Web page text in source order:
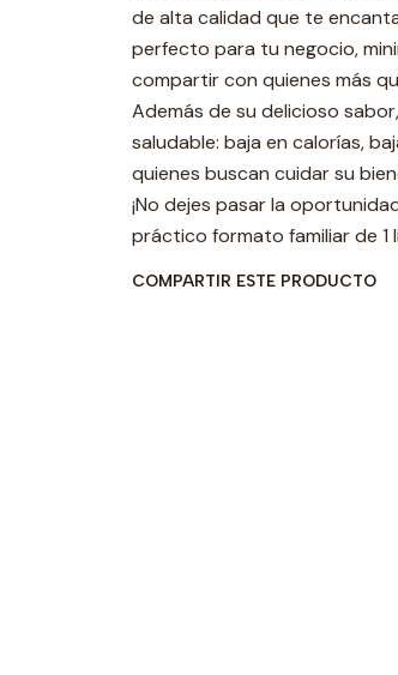
de alta calidad que te
perfecto para tu negocio,
compartir con quienes más
Además de su delicioso
saludable: baja en calorías,
quienes buscan cuidar su
¡No dejes pasar la
práctico formato familiar de 1
COMPARTIR ESTE PRODUCTO